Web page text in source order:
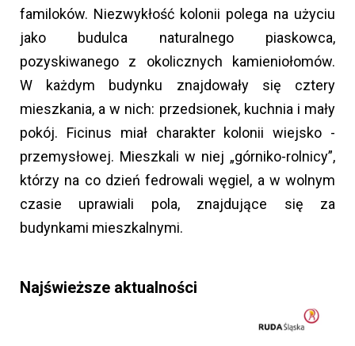
familoków. Niezwykłość kolonii polega na użyciu
jako budulca naturalnego piaskowca,
pozyskiwanego z okolicznych kamieniołomów.
W każdym budynku znajdowały się cztery
mieszkania, a w nich: przedsionek, kuchnia i mały
pokój. Ficinus miał charakter kolonii wiejsko -
przemysłowej. Mieszkali w niej „górniko-rolnicy”,
którzy na co dzień fedrowali węgiel, a w wolnym
czasie uprawiali pola, znajdujące się za
budynkami mieszkalnymi.
Najświeższe aktualności